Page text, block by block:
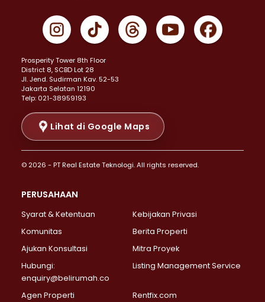
Properti Dijual di Gambir >
Properti Dijual di Johar Baru >
Properti Dijual di Menteng >
Properti Dijual di Senen >
Properti Dijual di Tanah Abang >
Properti Dijual di Cikini >
Properti Dijual di Kramat >
Properti Dijual di Pasar Baru >
Properti Dijual di Bendungan Hilir >
Properti Dijual di Jakarta Selatan >
Properti Dijual di Lebak Bulus >
Properti Dijual di Gandaria Selatan >
Properti Dijual di Pondok Labu >
Properti Dijual di Lenteng Agung >
Properti Dijual di Senayan >
Properti Dijual di Pondok Pinang >
Prosperity Tower 8th Floor
District 8, SCBD Lot 28
JI. Jend. Sudirman Kav. 52-53
Jakarta Selatan 12190
Telp: 021-38959193
Lihat di Google Maps
© 2026 - PT Real Estate Teknologi. All rights reserved.
PERUSAHAAN
Syarat & Ketentuan
Kebijakan Privasi
Komunitas
Berita Properti
Ajukan Konsultasi
Mitra Proyek
Hubungi:
enquiry@belirumah.co
Listing Management Service
Agen Properti Rentfix.com